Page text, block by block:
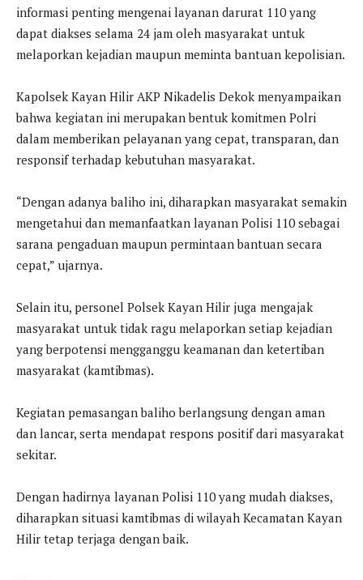
informasi penting mengenai layanan darurat 110 yang
dapat diakses selama 24 jam oleh masyarakat untuk
melaporkan kejadian maupun meminta bantuan kepolisian.
Kapolsek Kayan Hilir AKP Nikadelis Dekok menyampaikan
bahwa kegiatan ini merupakan bentuk komitmen Polri
dalam memberikan pelayanan yang cepat, transparan, dan
responsif terhadap kebutuhan masyarakat.
“Dengan adanya baliho ini, diharapkan masyarakat semakin
mengetahui dan memanfaatkan layanan Polisi 110 sebagai
sarana pengaduan maupun permintaan bantuan secara
cepat,” ujarnya.
Selain itu, personel Polsek Kayan Hilir juga mengajak
masyarakat untuk tidak ragu melaporkan setiap kejadian
yang berpotensi mengganggu keamanan dan ketertiban
masyarakat (kamtibmas).
Kegiatan pemasangan baliho berlangsung dengan aman
dan lancar, serta mendapat respons positif dari masyarakat
sekitar.
Dengan hadirnya layanan Polisi 110 yang mudah diakses,
diharapkan situasi kamtibmas di wilayah Kecamatan Kayan
Hilir tetap terjaga dengan baik.